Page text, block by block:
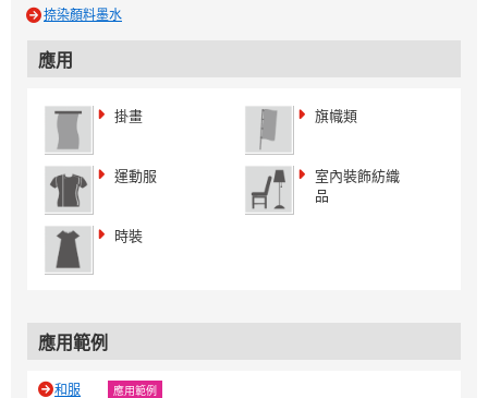
捺染顏料墨水
應用
掛畫 旗幟類
運動服
室內裝飾紡織
品
時裝
應用範例
和服 應用範例